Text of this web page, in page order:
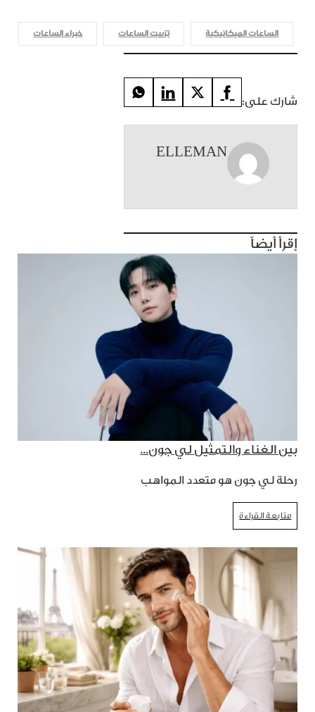
الساعات الميكانيكية تزييت الساعات خبراء الساعات
شارك على:
ELLEMAN
إقرأ أيضاً
بين الغناء والتمثيل لي جون...
رحلة لي جون هو متعدد المواهب
متابعة القراءة